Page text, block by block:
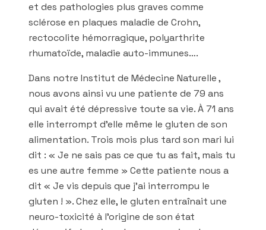
et des pathologies plus graves comme
sclérose en plaques maladie de Crohn,
rectocolite hémorragique, polyarthrite
rhumatoïde, maladie auto-immunes….
Dans notre Institut de Médecine Naturelle ,
nous avons ainsi vu une patiente de 79 ans
qui avait été dépressive toute sa vie. À 71 ans
elle interrompt d’elle même le gluten de son
alimentation. Trois mois plus tard son mari lui
dit : « Je ne sais pas ce que tu as fait, mais tu
es une autre femme » Cette patiente nous a
dit « Je vis depuis que j’ai interrompu le
gluten ! ». Chez elle, le gluten entraînait une
neuro-toxicité à l’origine de son état